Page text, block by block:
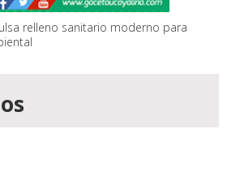
relleno sanitario moderno para